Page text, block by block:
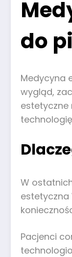
do
Medycyna
wygląd,
estetyczne
W
Pacjenci